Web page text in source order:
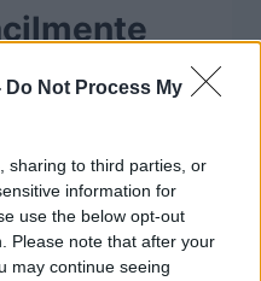
Do Not Process My
sharing to third parties, or
information for
use the below opt-out
Please note that after your
may continue seeing
2016
che si
della
Sbloccherete
molto alto